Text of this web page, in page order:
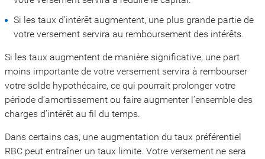
Si les taux d’intérêt augmentent, une plus grande partie de
votre versement servira au remboursement des intérêts.
Si les taux augmentent de manière significative, une part
moins importante de votre versement servira à rembourser
votre solde hypothécaire, ce qui pourrait prolonger votre
période d’amortissement ou faire augmenter l’ensemble des
charges d’intérêt au fil du temps.
Dans certains cas, une augmentation du taux préférentiel
RBC peut entraîner un taux limite. Votre versement ne sera